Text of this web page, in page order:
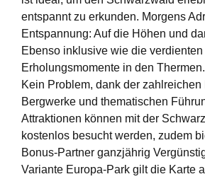
entspannt zu erkunden. Morgens
Entspannung: Auf die Höhen und
Ebenso inklusive wie die verdienten
Erholungsmomente in den
Kein Problem, dank der zahlreichen
Bergwerke und thematischen
Attraktionen können mit der
kostenlos besucht werden, zudem
Bonus-Partner ganzjährig
Variante Europa-Park gilt die Karte